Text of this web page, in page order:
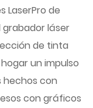
LaserPro de
grabador láser
de tinta
un impulso
hechos con
con gráficos